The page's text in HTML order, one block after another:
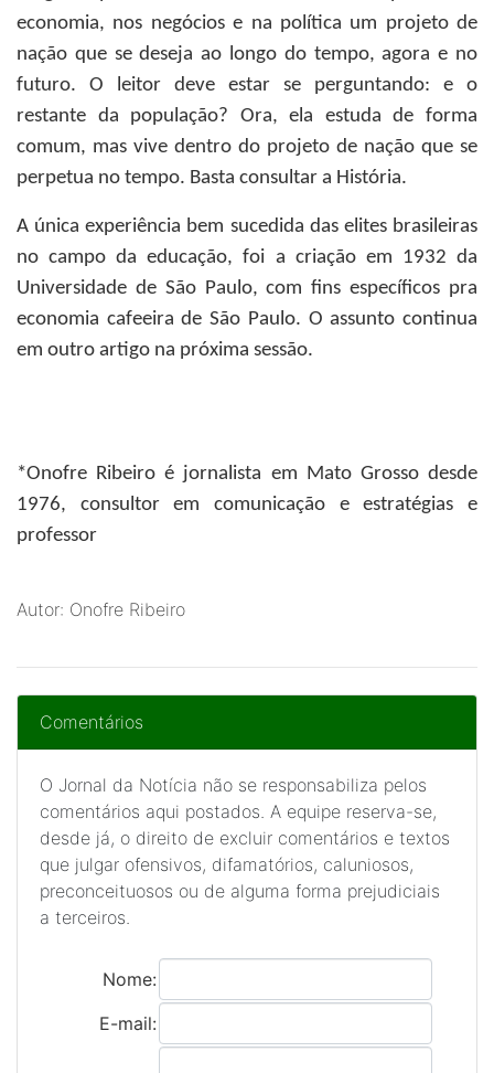
economia, nos negócios e na política um projeto de
nação que se deseja ao longo do tempo, agora e no
futuro. O leitor deve estar se perguntando: e o
restante da população? Ora, ela estuda de forma
comum, mas vive dentro do projeto de nação que se
perpetua no tempo. Basta consultar a História.
A única experiência bem sucedida das elites brasileiras
no campo da educação, foi a criação em 1932 da
Universidade de São Paulo, com fins específicos pra
economia cafeeira de São Paulo. O assunto continua
em outro artigo na próxima sessão.
*Onofre Ribeiro é jornalista em Mato Grosso desde
1976, consultor em comunicação e estratégias e
professor
Autor: Onofre Ribeiro
Comentários
O Jornal da Notícia não se responsabiliza pelos
comentários aqui postados. A equipe reserva-se,
desde já, o direito de excluir comentários e textos
que julgar ofensivos, difamatórios, caluniosos,
preconceituosos ou de alguma forma prejudiciais
a terceiros.
Nome:
E-mail: